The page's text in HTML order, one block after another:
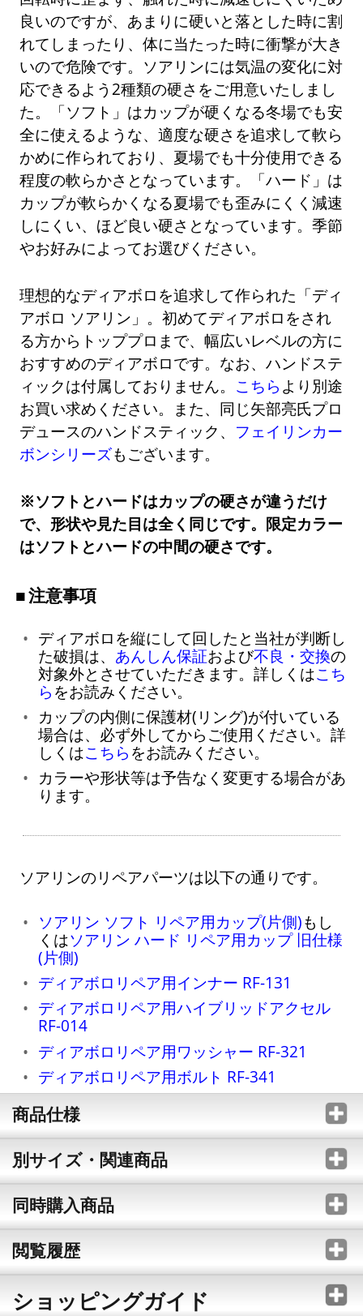
良いのですが、あまりに硬いと落とした時に割
れてしまったり、体に当たった時に衝撃が大き
いので危険です。ソアリンには気温の変化に対
応できるよう2種類の硬さをご用意いたしまし
た。「ソフト」はカップが硬くなる冬場でも安
全に使えるような、適度な硬さを追求して軟ら
かめに作られており、夏場でも十分使用できる
程度の軟らかさとなっています。「ハード」は
カップが軟らかくなる夏場でも歪みにくく減速
しにくい、ほど良い硬さとなっています。季節
やお好みによってお選びください。
理想的なディアボロを追求して作られた「ディ
アボロ ソアリン」。初めてディアボロをされ
る方からトッププロまで、幅広いレベルの方に
おすすめのディアボロです。なお、ハンドステ
ィックは付属しておりません。 こちら より別途
お買い求めください。また、同じ矢部亮氏プロ
デュースのハンドスティック、 フェイリンカー
ボンシリーズもございます。
※ソフトとハードはカップの硬さが違うだけ
で、形状や見た目は全く同じです。限定カラー
はソフトとハードの中間の硬さです。
注意事項
ディアボロを縦にして回したと当社が判断し
た破損は、 あんしん保証および不良・交換の
対象外とさせていただきます。詳しくはこち
ら をお読みください。
カップの内側に保護材(リング)が付いている
場合は、必ず外してからご使用ください。詳
しくはこちら をお読みください。
カラーや形状等は予告なく変更する場合があ
ります。
ソアリンのリペアパーツは以下の通りです。
ソアリン ソフト リペア用カップ(片側)もし
くはソアリン ハード リペア用カップ 旧仕様
(片側)
ディアボロリペア用インナー RF-131
ディアボロリペア用ハイブリッドアクセル
RF-014
ディアボロリペア用ワッシャー RF-321
ディアボロリペア用ボルト RF-341
商品仕様
別サイズ・関連商品
同時購入商品
閲覧履歴
ショッピングガイド